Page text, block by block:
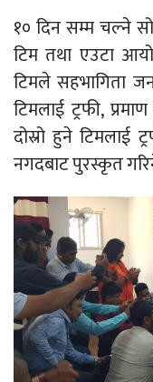
१० दिन सम्म चल्ने
टिम तथा एउटा
टिमले सहभागिता
टिमलाई ट्रफी,
दोस्रो हुने टिमलाई
नगदबाट पुरस्कृत